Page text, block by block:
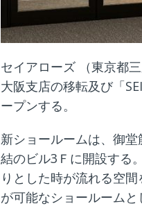
セイアローズ （東京都
大阪支店の移転及び「
ープンする。
新ショールームは、御
結のビル3Ｆに開設する
りとした時が流れる空
が可能なショールームと